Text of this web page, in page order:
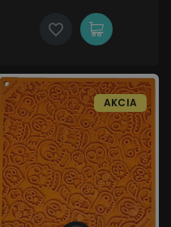
AKCIA